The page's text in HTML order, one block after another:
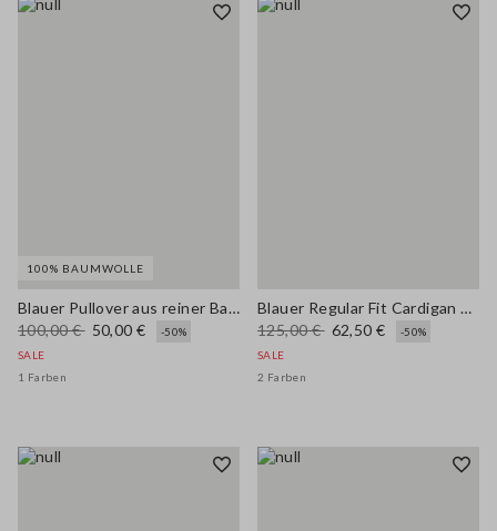
100% BAUMWOLLE
Blauer Pullover aus reiner Baumwolle mit weißen Streifen und Oversize-Passform
100,00 € 50,00 €
-50%
SALE
1 Farben
Blauer Regular Fit Cardigan aus Baumwollmischung mit Taschen
125,00 € 62,50 €
-50%
SALE
2 Farben